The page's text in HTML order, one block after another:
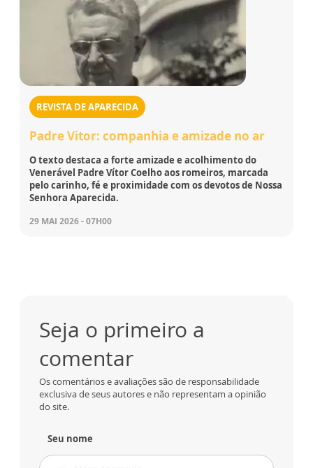
REVISTA DE APARECIDA
Padre Vitor: companhia e amizade no ar
O texto destaca a forte amizade e acolhimento do
Venerável Padre Vítor Coelho aos romeiros, marcada
pelo carinho, fé e proximidade com os devotos de Nossa
Senhora Aparecida.
29 MAI 2026 - 07H00
Seja o primeiro a
comentar
Os comentários e avaliações são de responsabilidade
exclusiva de seus autores e não representam a opinião
do site.
Seu nome